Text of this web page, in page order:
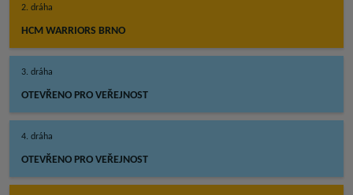
2. dráha
HCM WARRIORS BRNO
3. dráha
OTEVŘENO PRO VEŘEJNOST
4. dráha
OTEVŘENO PRO VEŘEJNOST